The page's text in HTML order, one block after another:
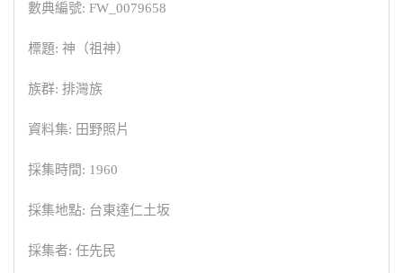
數典編號: FW_0079658
標題: 神（祖神）
族群: 排灣族
資料集: 田野照片
採集時間: 1960
採集地點: 台東達仁土坂
採集者: 任先民